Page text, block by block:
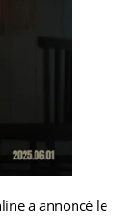
a annoncé le